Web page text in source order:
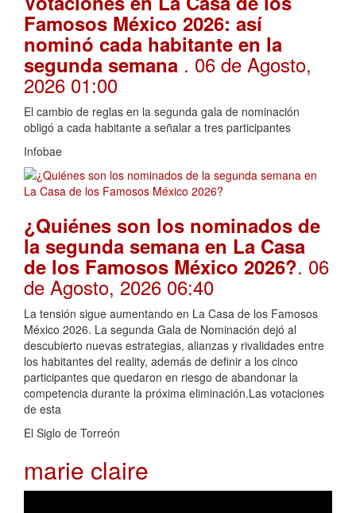
Famosos México 2026: así
nominó cada habitante en la
segunda semana . 06 de Agosto,
2026 01:00
El cambio de reglas en la segunda gala de nominación
obligó a cada habitante a señalar a tres participantes
Infobae
¿Quiénes son los nominados de
la segunda semana en La Casa
de los Famosos México 2026?. 06
de Agosto, 2026 06:40
La tensión sigue aumentando en La Casa de los Famosos
México 2026. La segunda Gala de Nominación dejó al
descubierto nuevas estrategias, alianzas y rivalidades entre
los habitantes del reality, además de definir a los cinco
participantes que quedaron en riesgo de abandonar la
competencia durante la próxima eliminación.Las votaciones
de esta
El Siglo de Torreón
marie claire